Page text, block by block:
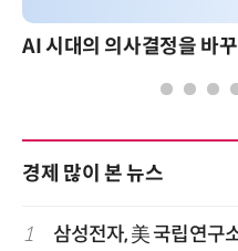
경제 많이 본 뉴스
1 삼성전자, 美 국립연구